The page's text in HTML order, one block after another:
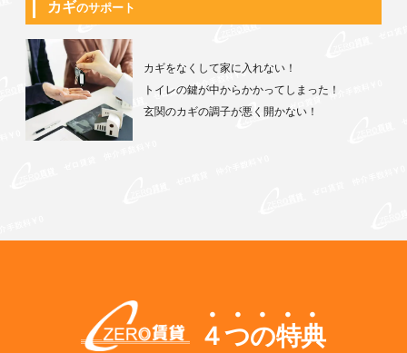
カギのサポート
カギをなくして家に入れない！
トイレの鍵が中からかかってしまった！
玄関のカギの調子が悪く開かない！
４つの特典